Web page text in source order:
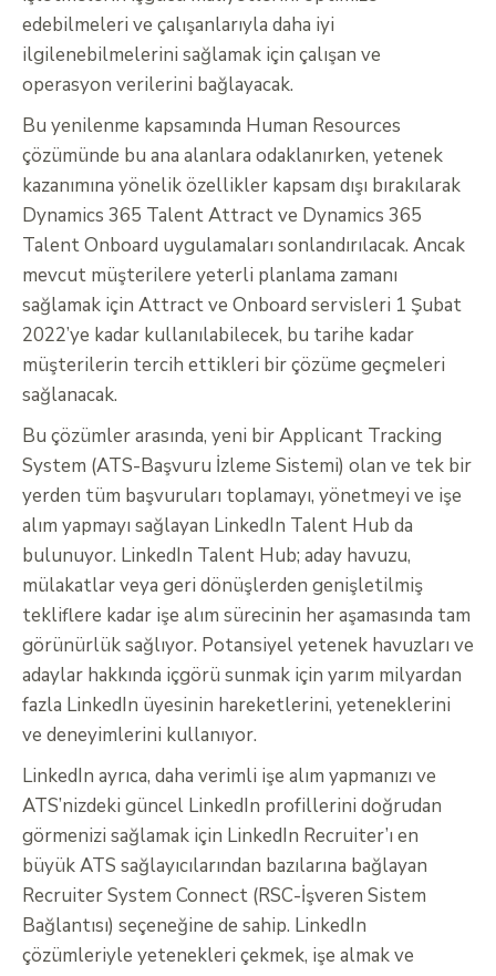
edebilmeleri ve çalışanlarıyla daha iyi
ilgilenebilmelerini sağlamak için çalışan ve
operasyon verilerini bağlayacak.
Bu yenilenme kapsamında Human Resources
çözümünde bu ana alanlara odaklanırken, yetenek
kazanımına yönelik özellikler kapsam dışı bırakılarak
Dynamics 365 Talent Attract ve Dynamics 365
Talent Onboard uygulamaları sonlandırılacak. Ancak
mevcut müşterilere yeterli planlama zamanı
sağlamak için Attract ve Onboard servisleri 1 Şubat
2022’ye kadar kullanılabilecek, bu tarihe kadar
müşterilerin tercih ettikleri bir çözüme geçmeleri
sağlanacak.
Bu çözümler arasında, yeni bir Applicant Tracking
System (ATS-Başvuru İzleme Sistemi) olan ve tek bir
yerden tüm başvuruları toplamayı, yönetmeyi ve işe
alım yapmayı sağlayan LinkedIn Talent Hub da
bulunuyor. LinkedIn Talent Hub; aday havuzu,
mülakatlar veya geri dönüşlerden genişletilmiş
tekliflere kadar işe alım sürecinin her aşamasında tam
görünürlük sağlıyor. Potansiyel yetenek havuzları ve
adaylar hakkında içgörü sunmak için yarım milyardan
fazla LinkedIn üyesinin hareketlerini, yeteneklerini
ve deneyimlerini kullanıyor.
LinkedIn ayrıca, daha verimli işe alım yapmanızı ve
ATS’nizdeki güncel LinkedIn profillerini doğrudan
görmenizi sağlamak için LinkedIn Recruiter’ı en
büyük ATS sağlayıcılarından bazılarına bağlayan
Recruiter System Connect (RSC-İşveren Sistem
Bağlantısı) seçeneğine de sahip. LinkedIn
çözümleriyle yetenekleri çekmek, işe almak ve